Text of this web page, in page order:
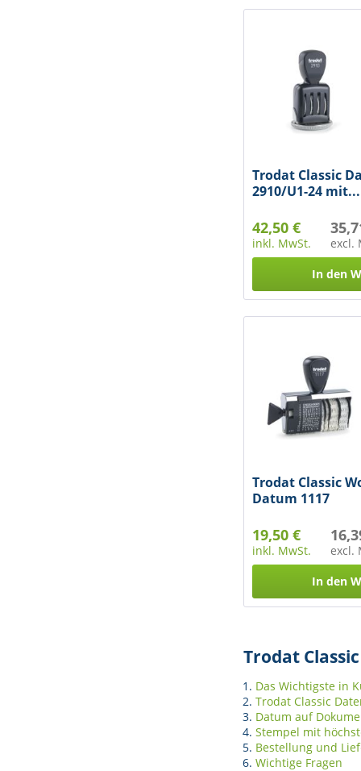
Trodat Classic
2910/U1-24 mit...
42,50 €
inkl. MwSt.
excl.
In den
Trodat Classic
Datum 1117
19,50 €
inkl. MwSt.
excl.
In den
Trodat
Das Wichtigste in
Trodat Classic
Datum auf
Stempel mit
Bestellung und
Wichtige Fragen